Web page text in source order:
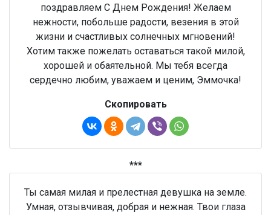
поздравляем С Днем Рождения! Желаем
нежности, побольше радости, везения в этой
жизни и счастливых солнечных мгновений!
Хотим также пожелать оставаться такой милой,
хорошей и обаятельной. Мы тебя всегда
сердечно любим, уважаем и ценим, Эммочка!
Скопировать
***
Ты самая милая и прелестная девушка на земле.
Умная, отзывчивая, добрая и нежная. Твои глаза